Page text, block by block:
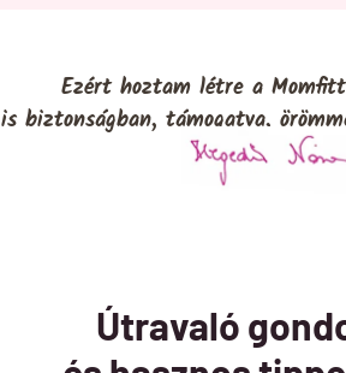
Ezért hoztam létre a
biztonságban, támogatva,
Útravaló